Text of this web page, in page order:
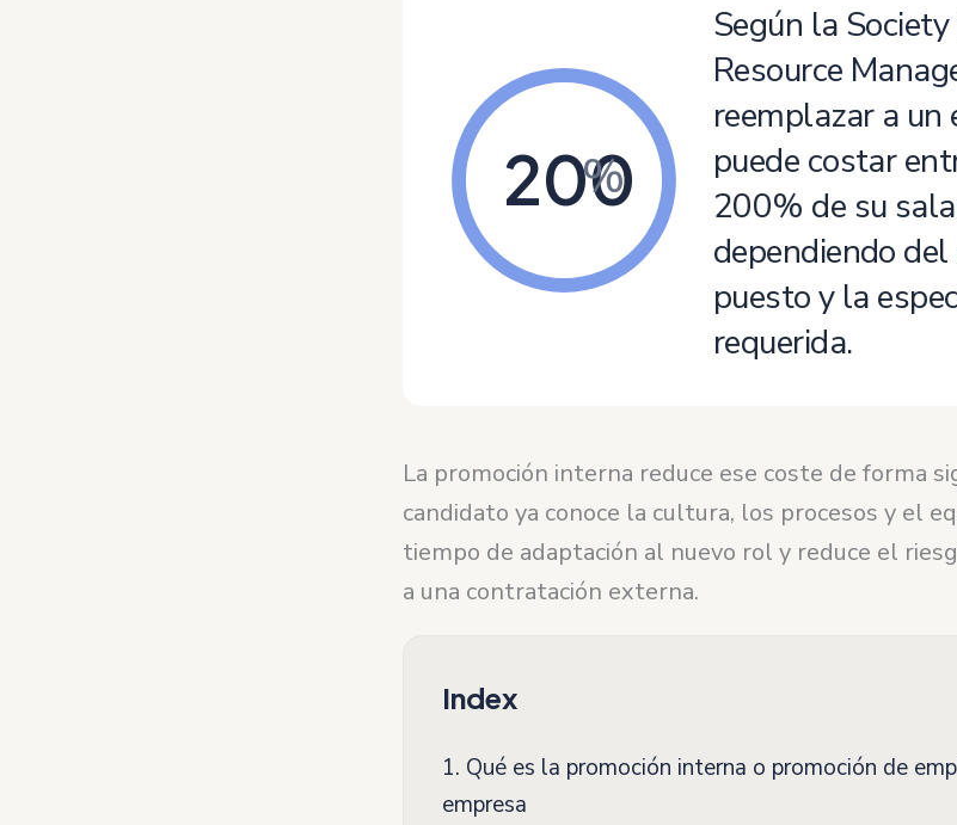
200
%
Según la
Resource
reemplazar a un
puede costar
200% de su
dependiendo
puesto y la
requerida.
La promoción interna reduce ese coste de forma
candidato ya conoce la cultura, los procesos y el
tiempo de adaptación al nuevo rol y reduce el
a una contratación externa.
Index
1. Qué es la promoción interna o promoción de
empresa